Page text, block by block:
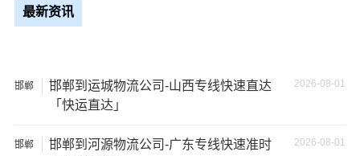
等；
5、经济损失：如果你的包裹在运输过程中丢失或损坏，你
失。
最新资讯
邯郸 2026-08-01
邯郸到运城物流公司-山西专线快速直达
「快运直达」
邯郸 2026-08-01
邯郸到河源物流公司-广东专线快速准时